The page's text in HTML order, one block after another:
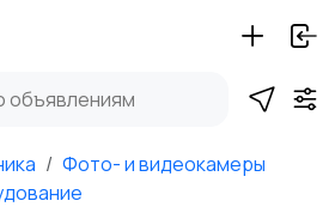
Фото- и видеокамеры